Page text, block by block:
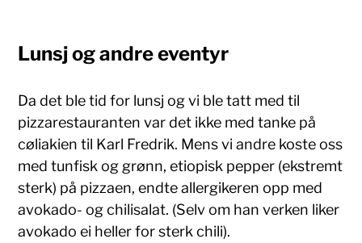
Lunsj og andre eventyr
Da det ble tid for lunsj og vi ble tatt med til
pizzarestauranten var det ikke med tanke på
cøliakien til Karl Fredrik. Mens vi andre koste oss
med tunfisk og grønn, etiopisk pepper (ekstremt
sterk) på pizzaen, endte allergikeren opp med
avokado- og chilisalat. (Selv om han verken liker
avokado ei heller for sterk chili).